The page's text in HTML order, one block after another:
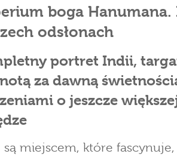
boga Hanumana.
odsłonach
portret Indii,
za dawną
o jeszcze
są miejscem, które fascynuje,